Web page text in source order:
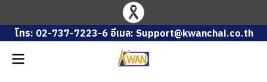
โทร: 02-737-7223-6 อีเมล: Support@kwanchai.co.th